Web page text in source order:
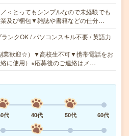
＜とってもシンプルなので未経験でも
及び梱包▼雑誌や書籍などの仕分…
ンクOK / パソコンスキル不要 / 英語力
業歓迎☆）▼高校生不可▼携帯電話をお
に使用）※応募後のご連絡はメ…
代 40代 50代
60代